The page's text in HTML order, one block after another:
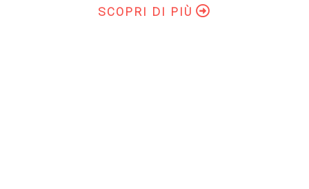
SCOPRI DI PIÙ